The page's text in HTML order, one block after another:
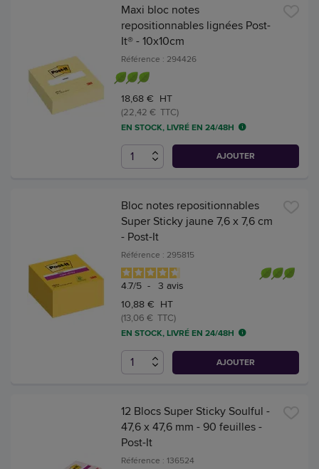
Maxi bloc notes
repositionnables lignées Post-
It® - 10x10cm
Référence : 294426
18,68 € HT
(22,42 € TTC)
EN STOCK, LIVRÉ EN 24/48H
AJOUTER
Bloc notes repositionnables
Super Sticky jaune 7,6 x 7,6 cm
- Post-It
Référence : 295815
4.7/5 - 3 avis
10,88 € HT
(13,06 € TTC)
EN STOCK, LIVRÉ EN 24/48H
AJOUTER
12 Blocs Super Sticky Soulful -
47,6 x 47,6 mm - 90 feuilles -
Post-It
Référence : 136524